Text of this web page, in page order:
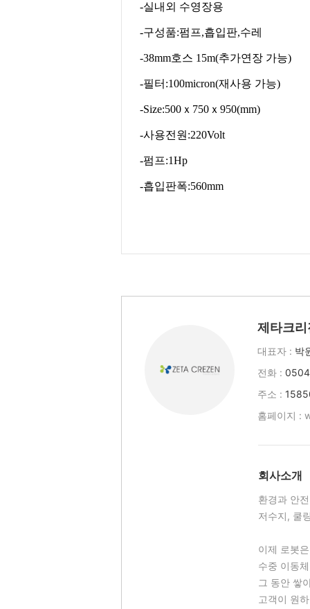
제타크리
대표자 : 박
전화 :
주소 :
홈페이지 :
회사소개
환경과 안
저수지, 쿨
이제 로봇
수중 이동
그 동안 쌓
고객이 원